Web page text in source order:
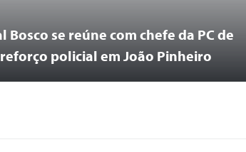
se reúne com chefe da PC de
policial em João Pinheiro